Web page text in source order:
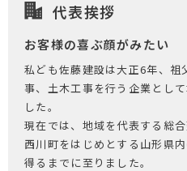
代表挨拶
お客様の喜ぶ顔がみたい
私ども佐藤建設は大正6年、祖
事、土木工事を行う企業とし
した。
現在では、地域を代表する総
西川町をはじめとする山形県
得るまでに至りました。